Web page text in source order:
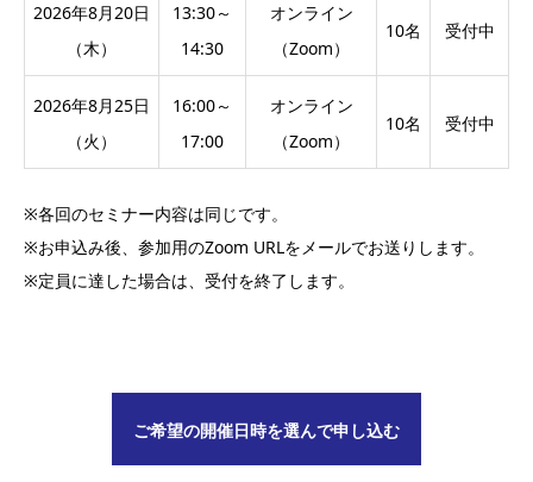
2026年8月20日
（木）
13:30～
14:30
オンライン
（Zoom）
10名 受付中
2026年8月25日
（火）
16:00～
17:00
オンライン
（Zoom）
10名 受付中
※各回のセミナー内容は同じです。
※お申込み後、参加用のZoom URLをメールでお送りします。
※定員に達した場合は、受付を終了します。
ご希望の開催日時を選んで申し込む